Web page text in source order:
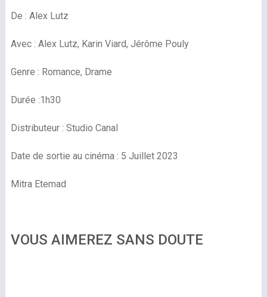
De : Alex Lutz
Avec : Alex Lutz, Karin Viard, Jérôme Pouly
Genre : Romance, Drame
Durée :1h30
Distributeur : Studio Canal
Date de sortie au cinéma : 5 Juillet 2023
Mitra Etemad
VOUS AIMEREZ SANS DOUTE